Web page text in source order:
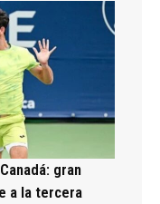
gran
a la tercera